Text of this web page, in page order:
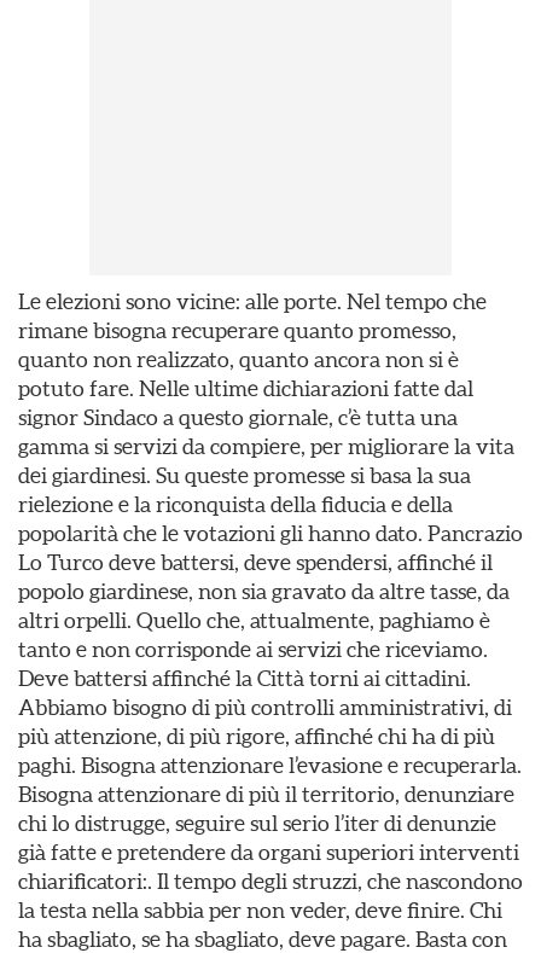
Le elezioni sono vicine: alle porte. Nel tempo che
rimane bisogna recuperare quanto promesso,
quanto non realizzato, quanto ancora non si è
potuto fare. Nelle ultime dichiarazioni fatte dal
signor Sindaco a questo giornale, c’è tutta una
gamma si servizi da compiere, per migliorare la vita
dei giardinesi. Su queste promesse si basa la sua
rielezione e la riconquista della fiducia e della
popolarità che le votazioni gli hanno dato. Pancrazio
Lo Turco deve battersi, deve spendersi, affinché il
popolo giardinese, non sia gravato da altre tasse, da
altri orpelli. Quello che, attualmente, paghiamo è
tanto e non corrisponde ai servizi che riceviamo.
Deve battersi affinché la Città torni ai cittadini.
Abbiamo bisogno di più controlli amministrativi, di
più attenzione, di più rigore, affinché chi ha di più
paghi. Bisogna attenzionare l’evasione e recuperarla.
Bisogna attenzionare di più il territorio, denunziare
chi lo distrugge, seguire sul serio l’iter di denunzie
già fatte e pretendere da organi superiori interventi
chiarificatori:. Il tempo degli struzzi, che nascondono
la testa nella sabbia per non veder, deve finire. Chi
ha sbagliato, se ha sbagliato, deve pagare. Basta con